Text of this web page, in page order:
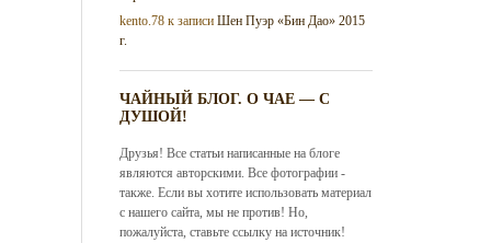
kento.78 к записиШен Пуэр «Бин Дао» 2015
г.
ЧАЙНЫЙ БЛОГ. О ЧАЕ — С
ДУШОЙ!
Друзья! Все статьи написанные на блоге
являются авторскими. Все фотографии -
также. Если вы хотите использовать материал
с нашего сайта, мы не против! Но,
пожалуйста, ставьте ссылку на источник!